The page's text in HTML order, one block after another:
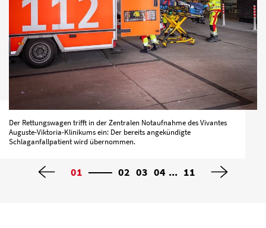
Der Rettungswagen trifft in der Zentralen Notaufnahme des Vivantes
Auguste-Viktoria-Klinikums ein: Der bereits angekündigte
Schlaganfallpatient wird übernommen.
01 02 03 04 ... 11